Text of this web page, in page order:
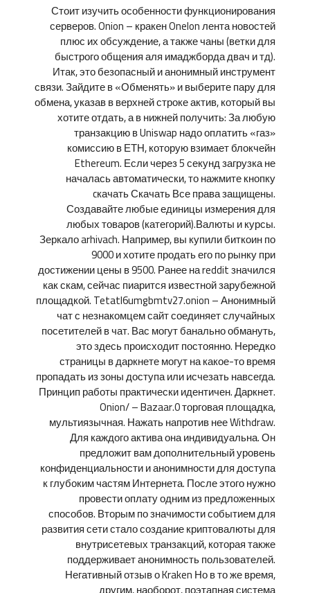
Стоит изучить особенности функционирования
серверов. Onion – кракен Onelon лента новостей
плюс их обсуждение, а также чаны (ветки для
быстрого общения аля имаджборда двач и тд).
Итак, это безопасный и анонимный инструмент
связи. Зайдите в «Обменять» и выберите пару для
обмена, указав в верхней строке актив, который вы
хотите отдать, а в нижней получить: За любую
транзакцию в Uniswap надо оплатить «газ»
комиссию в ЕТН, которую взимает блокчейн
Ethereum. Если через 5 секунд загрузка не
началась автоматически, то нажмите кнопку
cкачать Скачать Все права защищены.
Создавайте любые единицы измерения для
любых товаров (категорий).Валюты и курсы.
Зеркало arhivach. Например, вы купили биткоин по
9000 и хотите продать его по рынку при
достижении цены в 9500. Ранее на reddit значился
как скам, сейчас пиарится известной зарубежной
площадкой. Tetatl6umgbmtv27.onion – Анонимный
чат с незнакомцем сайт соединяет случайных
посетителей в чат. Вас могут банально обмануть,
это здесь происходит постоянно. Нередко
страницы в даркнете могут на какое-то время
пропадать из зоны доступа или исчезать навсегда.
Принцип работы практически идентичен. Даркнет.
Onion/ – Bazaar.0 торговая площадка,
мультиязычная. Нажать напротив нее Withdraw.
Для каждого актива она индивидуальна. Он
предложит вам дополнительный уровень
конфиденциальности и анонимности для доступа
к глубоким частям Интернета. После этого нужно
провести оплату одним из предложенных
способов. Вторым по значимости событием для
развития сети стало создание криптовалюты для
внутрисетевых транзакций, которая также
поддерживает анонимность пользователей.
Негативный отзыв о Kraken Но в то же время,